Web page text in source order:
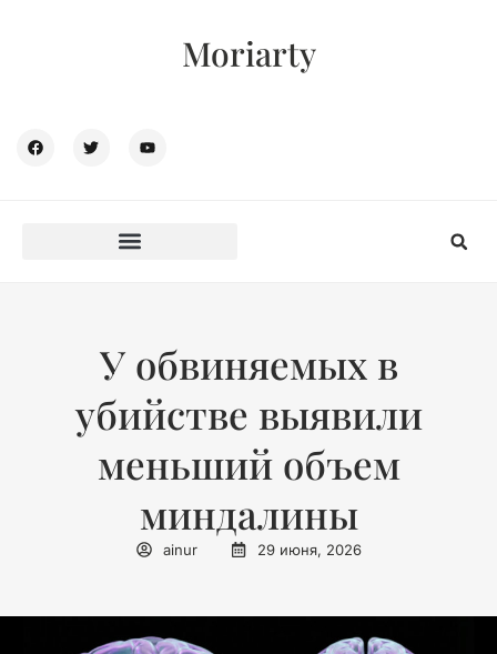
Moriarty
У обвиняемых в
убийстве выявили
меньший объем
миндалины
ainur 29 июня, 2026